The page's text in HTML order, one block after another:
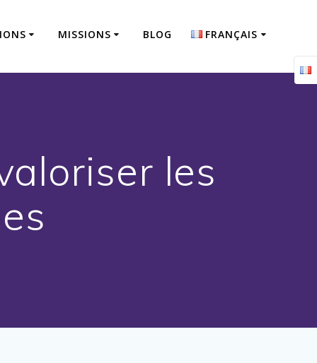
MISSIONS BLOG FRANÇAIS
les